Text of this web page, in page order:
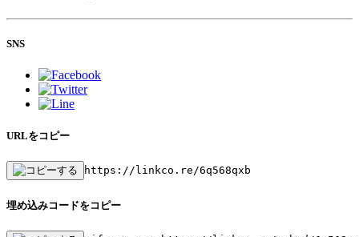
SNS
URLをコピー
https://linkco.re/6q568qxb
埋め込みコードをコピー